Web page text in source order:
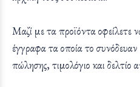
Μαζί με τα προϊόντα οφείλετε
έγγραφα τα οποία το συνόδευαν
πώλησης, τιμολόγιο και δελτίο